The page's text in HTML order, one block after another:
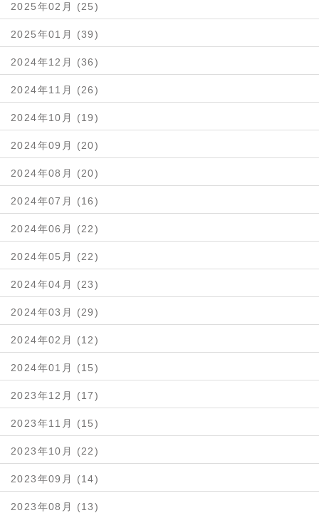
2025年02月 (25)
2025年01月 (39)
2024年12月 (36)
2024年11月 (26)
2024年10月 (19)
2024年09月 (20)
2024年08月 (20)
2024年07月 (16)
2024年06月 (22)
2024年05月 (22)
2024年04月 (23)
2024年03月 (29)
2024年02月 (12)
2024年01月 (15)
2023年12月 (17)
2023年11月 (15)
2023年10月 (22)
2023年09月 (14)
2023年08月 (13)